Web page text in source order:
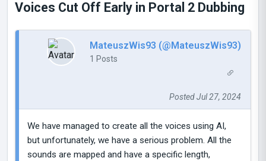
Voices Cut Off Early in Portal 2 Dubbing
MateuszWis93 (@MateuszWis93)
1 Posts
Posted Jul 27, 2024
We have managed to create all the voices using AI,
but unfortunately, we have a serious problem. All the
sounds are mapped and have a specific length,